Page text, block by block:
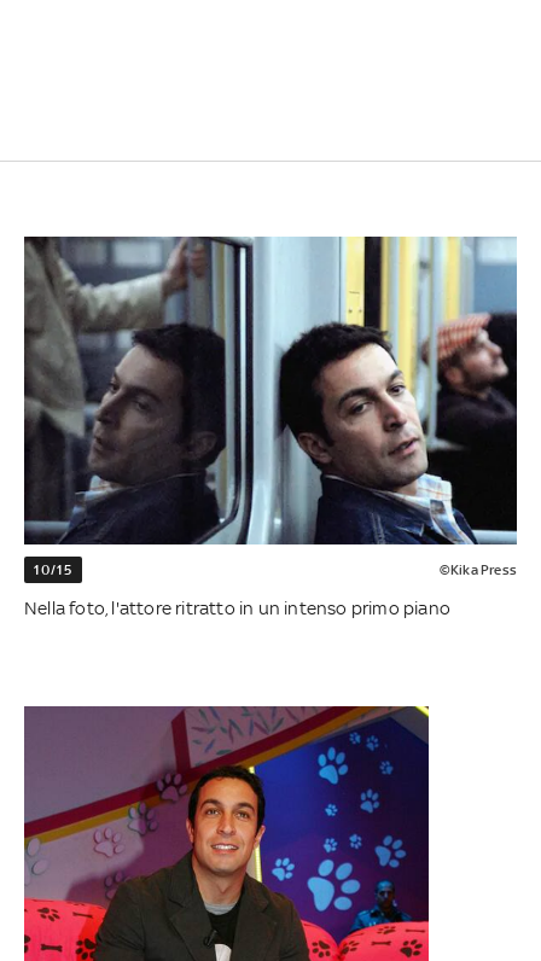
10/15 ©Kika Press
Nella foto, l'attore ritratto in un intenso primo piano